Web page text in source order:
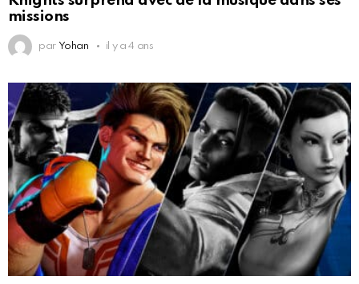
missions
par Yohan il y a 4 ans